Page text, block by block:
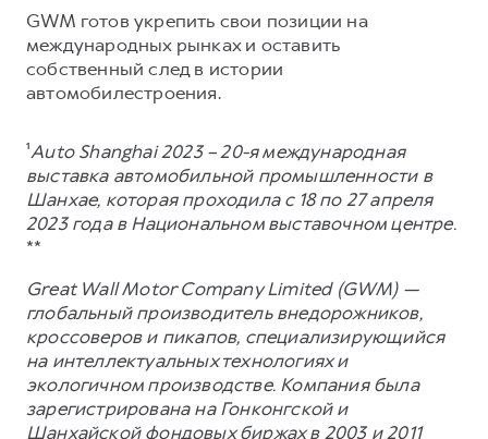
GWM готов укрепить свои позиции на
международных рынках и оставить
собственный след в истории
автомобилестроения.
¹Auto Shanghai 2023 – 20-я международная
выставка автомобильной промышленности в
Шанхае, которая проходила с 18 по 27 апреля
2023 года в Национальном выставочном центре.
**
Great Wall Motor Company Limited (GWM) —
глобальный производитель внедорожников,
кроссоверов и пикапов, специализирующийся
на интеллектуальных технологиях и
экологичном производстве. Компания была
зарегистрирована на Гонконгской и
Шанхайской фондовых биржах в 2003 и 2011